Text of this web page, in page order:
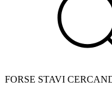
FORSE STAVI